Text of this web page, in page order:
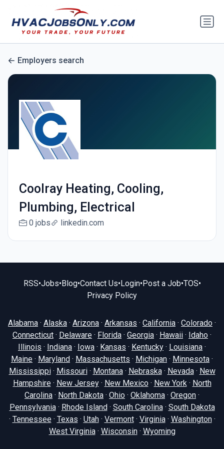
Employers search
Coolray Heating, Cooling,
Plumbing, Electrical
0 jobs linkedin.com
RSS•Jobs• Blog•Contact Us• Login• Post a Job•TOS•
Privacy Policy
Alabama · Alaska · Arizona · Arkansas · California · Colorado ·
Connecticut · Delaware · Florida · Georgia · Hawaii · Idaho ·
Illinois · Indiana · Iowa · Kansas · Kentucky · Louisiana ·
Maine · Maryland · Massachusetts · Michigan · Minnesota ·
Mississippi· Missouri· Montana· Nebraska· Nevada· New
Hampshire· New Jersey· New Mexico· New York · North
Carolina · North Dakota · Ohio · Oklahoma · Oregon ·
Pennsylvania· Rhode Island· South Carolina· South Dakota
· Tennessee· Texas · Utah· Vermont· Virginia· Washington·
West Virginia· Wisconsin· Wyoming